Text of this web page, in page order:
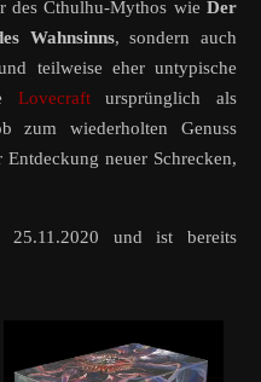
des Cthulhu-Mythos wie Der
Wahnsinns, sondern auch
teilweise eher untypische
Lovecraftursprünglich als
zum wiederholten Genuss
neuer Schrecken,
25.11.2020 und ist bereits